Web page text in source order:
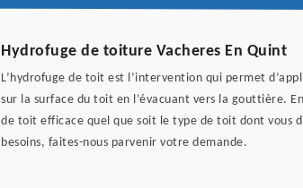
Hydrofuge de toiture Vacheres En Quint
L’hydrofuge de toit est l’intervention qui permet
sur la surface du toit en l’évacuant vers la gouttière.
de toit efficace quel que soit le type de toit dont vous
besoins, faites-nous parvenir votre demande.